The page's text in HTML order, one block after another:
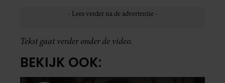
Tekst gaat verder onder de video.
BEKIJK OOK: